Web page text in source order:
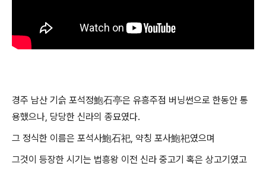
경주 남산 기슭 포석정鮑石亭은 유흥주점 버닝썬으로 한동안 통
용했으나, 당당한 신라의 종묘였다.
그 정식한 이름은 포석사鮑石祀, 약칭 포사鮑祀였으며
그것이 등장한 시기는 법흥왕 이전 신라 중고기 혹은 상고기였고